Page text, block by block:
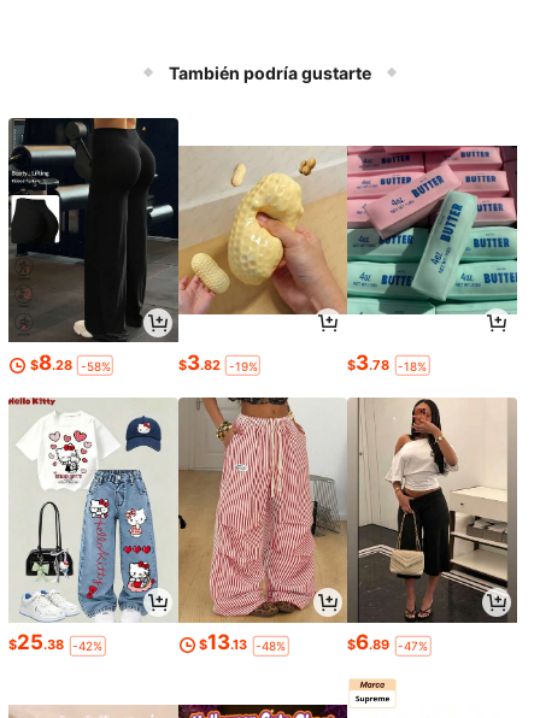
También podría gustarte
$8.28 -58% $3.82 -19% $3.78 -18%
$25.38 -42% $13.13 -48% $6.89 -47%